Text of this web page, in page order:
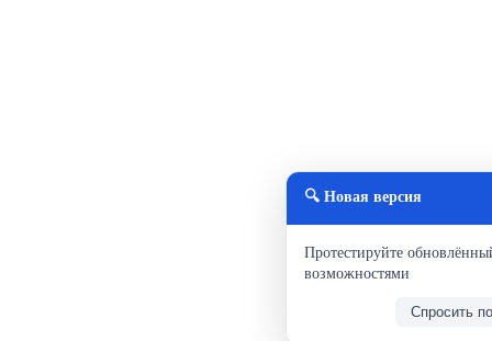
🔍 Новая версия
Протестируйте
возможностями
Спросить